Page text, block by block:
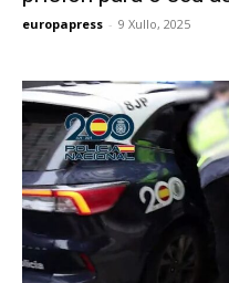
europapress - 9 Xullo, 2025